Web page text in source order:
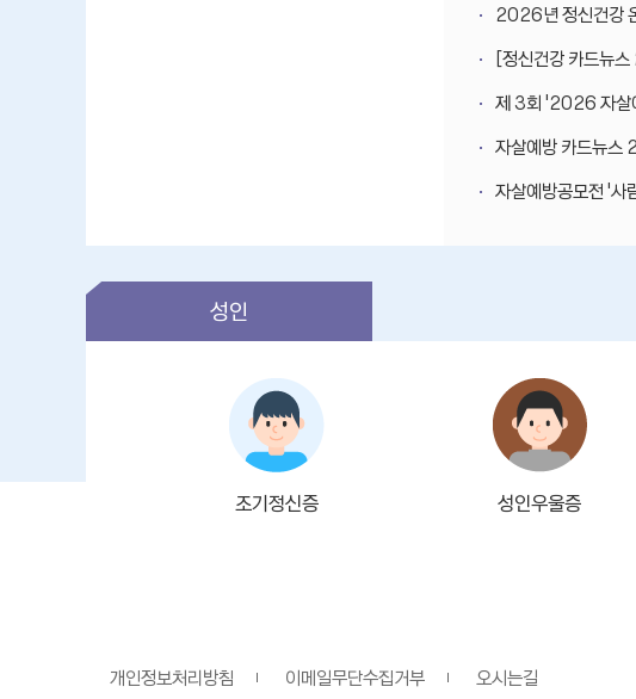
2026년 정신건강
[정신건강 카드뉴
제 3회 '2026 자살
자살예방공모전 '사
성인
조기정신증 성인우울증
개인정보처리방침 이메일무단수집거부 오시는길